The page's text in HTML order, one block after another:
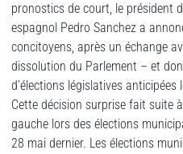
pronostics de court, le président
espagnol Pedro Sanchez a
concitoyens, après un échange
dissolution du Parlement – et
d’élections législatives
Cette décision surprise fait suite
gauche lors des élections
28 mai dernier. Les élections